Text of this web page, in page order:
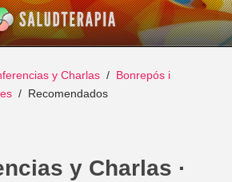
y Charlas
Bonrepós i
Recomendados
y Charlas ·